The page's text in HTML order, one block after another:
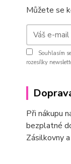
Můžete se
Souhlasím se
rozesílky
Při nákupu
bezplatné
Zásilkovny